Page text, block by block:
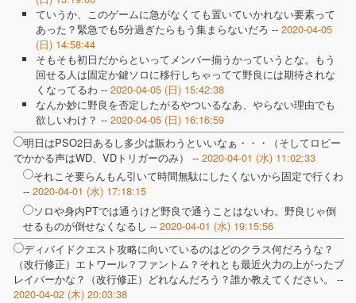
ていうか、このゲームに急がなくても置いていかれない要素って
あった？緊急でも5分過ぎたらもう集まらないだろ -- 2020-04-05
(日) 14:58:44
そもそも初日だからといってメンバー揃うかっていうとな。もう
回せる人は固定か鍵ソロに移行しちゃってて野良には期待されな
くなってるわ -- 2020-04-05 (日) 15:42:38
なんか妙に野良を否定したがるやついるなあ、やらない理由でも
欲しいわけ？ -- 2020-04-05 (日) 16:16:59
明日はPSO2日あるし多少は賑わうといいなぁ・・・（そしてロビー
でかかる声はWD、VDトリガーのみ） -- 2020-04-01 (水) 11:02:33
それこそ要らんもん引いて時間無駄にしたくないから固定で行くわ
-- 2020-04-01 (水) 17:18:15
ソロや身内PTでは通うけど野良で通うことはないわ。野良じゃ倒
せるものが倒せなくなるし -- 2020-04-01 (水) 19:15:56
ディバイドクエスト攻略に向いているのはどのクラス何だろうな？
（改行修正）エトワール？ファントム？それとも最近火力の上がったブ
レイバーかな？（改行修正）どれなんだろう？誰か教えてください。 --
2020-04-02 (木) 20:03:38